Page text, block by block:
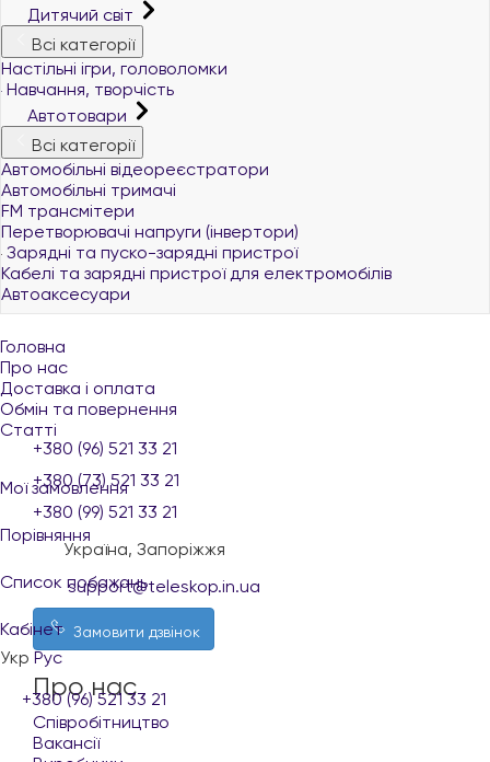
Дитячий світ
Всі категорії
Настільні ігри, головоломки
Навчання, творчість
Автотовари
Всі категорії
Автомобільні відеореєстратори
Автомобільні тримачі
FM трансмітери
Перетворювачі напруги (інвертори)
Зарядні та пуско-зарядні пристрої
Кабелі та зарядні пристрої для електромобілів
Автоаксесуари
Головна
Про нас
Доставка і оплата
Обмін та повернення
Статті
Мої замовлення
Порівняння
Список побажань
Кабінет
Укр Рус
+380 (96) 521 33 21
+380 (96) 521 33 21
+380 (73) 521 33 21
+380 (99) 521 33 21
Україна, Запоріжжя
support@teleskop.in.ua
Замовити дзвінок
Про нас
Співробітництво
Вакансії